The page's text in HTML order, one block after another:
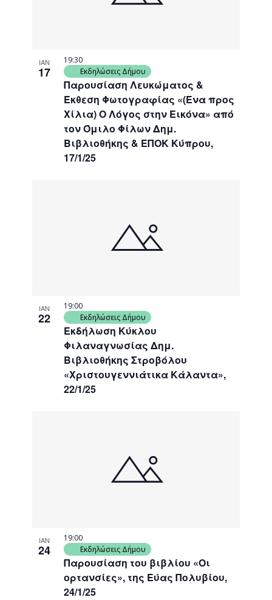
ΙΑΝ
17
Παρουσίαση Λευκώματος &
Έκθεση Φωτογραφίας «(Ένα προς
Χίλια) Ο Λόγος στην Εικόνα» από
τον Όμιλο Φίλων Δημ.
Βιβλιοθήκης & ΕΠΟΚ Κύπρου,
17/1/25
19:30
Εκδηλώσεις Δήμου
ΙΑΝ
22
Εκδήλωση Κύκλου
Φιλαναγνωσίας Δημ.
Βιβλιοθήκης Στροβόλου
«Χριστουγεννιάτικα Κάλαντα»,
22/1/25
19:00
Εκδηλώσεις Δήμου
ΙΑΝ
24
Παρουσίαση του βιβλίου «Οι
ορτανσίες», της Εύας Πολυβίου,
24/1/25
19:00
Εκδηλώσεις Δήμου